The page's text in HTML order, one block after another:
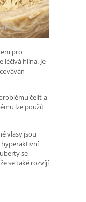
pro
hlína. Je
čelit a
lze použít
vlasy jsou
hyperaktivní
se
se také rozvíjí